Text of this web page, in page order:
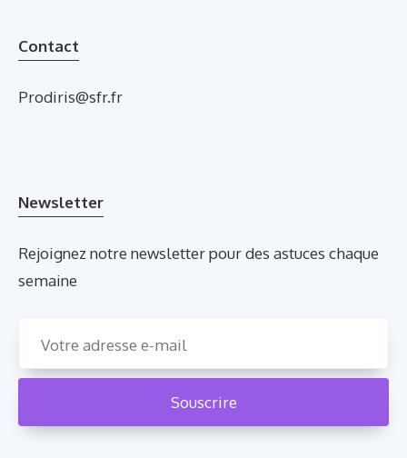
Contact
Prodiris@sfr.fr
Newsletter
Rejoignez notre newsletter pour des astuces chaque
semaine